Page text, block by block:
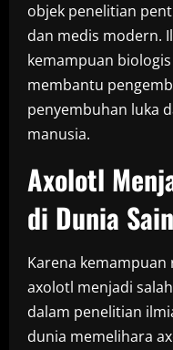
objek penelitian
dan medis modern.
kemampuan
membantu
penyembuhan luka
manusia.
Axolotl
di Dunia
Karena kemampuan
axolotl menjadi
dalam penelitian
dunia memelihara